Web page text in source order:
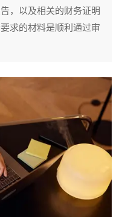
，以及相关的财务证明
求的材料是顺利通过审